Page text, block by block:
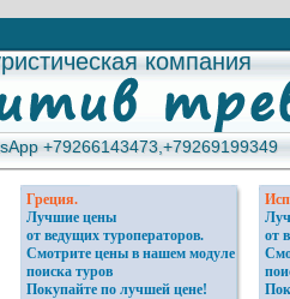
компания
компания
+79266143473,+79269199349
+79266143473,+79269199349
Греция.
Лучшие цены
от ведущих туроператоров.
Смотрите цены в нашем модуле
поиска туров
Покупайте по лучшей цене!
от